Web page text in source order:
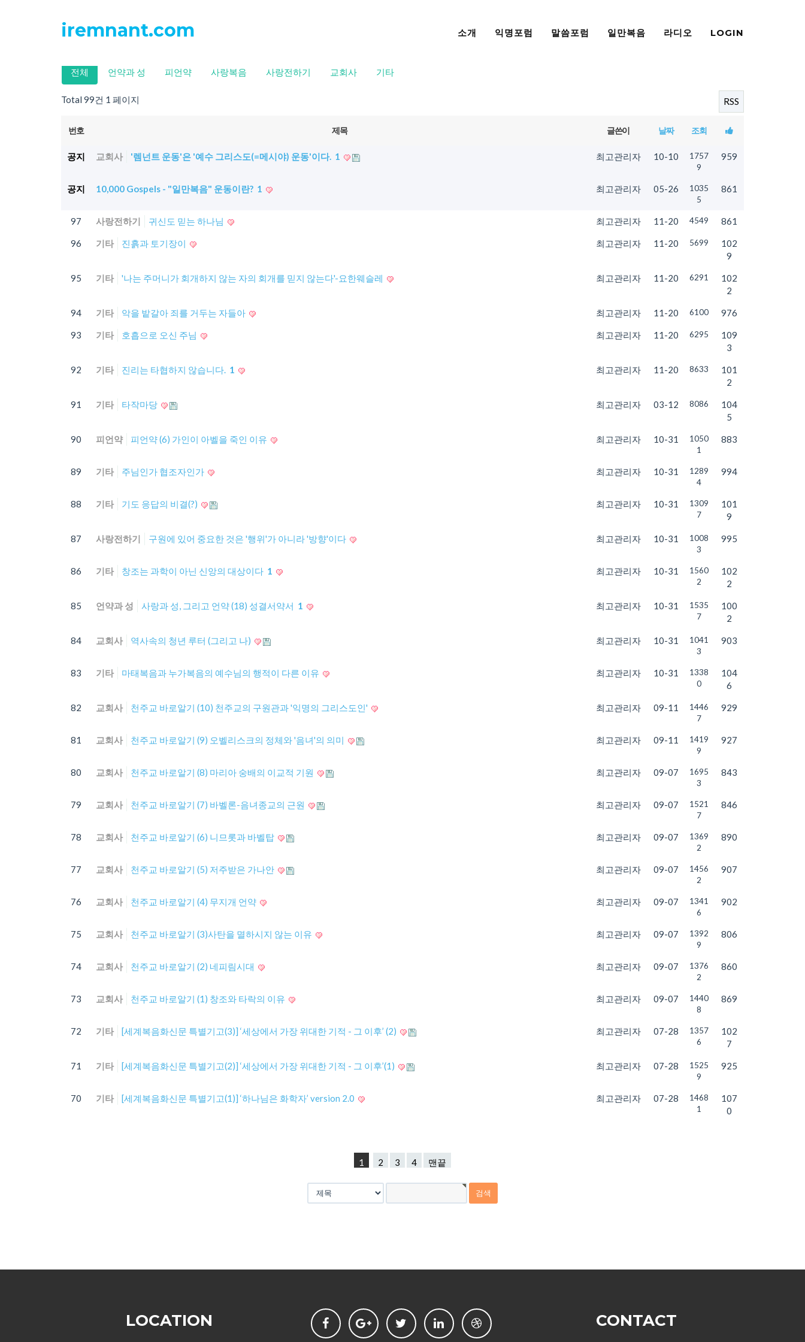
iremnant.com 소개 익명포럼 말씀포럼 일만복음 라디오 LOGIN
전체 언약과 성 피언약 사랑복음 사랑전하기 교회사 기타
Total 99건 1 페이지 RSS
번호 제목 글쓴이 날짜 조회
공지 교회사 '렘넌트 운동'은 '예수 그리스도(=메시야) 운동'이다. 1 최고관리자 10-10
1757
9
959
공지 10,000 Gospels - "일만복음" 운동이란? 1 최고관리자 05-26
1035
5
861
97 사랑전하기 귀신도 믿는 하나님 최고관리자 11-20 4549 861
96 기타 진흙과 토기장이 최고관리자 11-20 5699
102
9
95 기타 '나는 주머니가 회개하지 않는 자의 회개를 믿지 않는다'-요한웨슬레 최고관리자 11-20 6291
102
2
94 기타 악을 밭갈아 죄를 거두는 자들아 최고관리자 11-20 6100 976
93 기타 호흡으로 오신 주님 최고관리자 11-20 6295
109
3
92 기타 진리는 타협하지 않습니다. 1 최고관리자 11-20 8633
101
2
91 기타 타작마당 최고관리자 03-12 8086
104
5
90 피언약 피언약 (6) 가인이 아벨을 죽인 이유 최고관리자 10-31
1050
1
883
89 기타 주님인가 협조자인가 최고관리자 10-31
1289
4
994
88 기타 기도 응답의 비결(?) 최고관리자 10-31
1309
7
101
9
87 사랑전하기 구원에 있어 중요한 것은 '행위'가 아니라 '방향'이다 최고관리자 10-31
1008
3
995
86 기타 창조는 과학이 아닌 신앙의 대상이다 1 최고관리자 10-31
1560
2
102
2
85 언약과 성 사랑과 성, 그리고 언약 (18) 성결서약서 1 최고관리자 10-31
1535
7
100
2
84 교회사 역사속의 청년 루터 (그리고 나) 최고관리자 10-31
1041
3
903
83 기타 마태복음과 누가복음의 예수님의 행적이 다른 이유 최고관리자 10-31
1338
0
104
6
82 교회사 천주교 바로알기 (10) 천주교의 구원관과 '익명의 그리스도인' 최고관리자 09-11
1446
7
929
81 교회사 천주교 바로알기 (9) 오벨리스크의 정체와 '음녀'의 의미 최고관리자 09-11
1419
9
927
80 교회사 천주교 바로알기 (8) 마리아 숭배의 이교적 기원 최고관리자 09-07
1695
3
843
79 교회사 천주교 바로알기 (7) 바벨론-음녀종교의 근원 최고관리자 09-07
1521
7
846
78 교회사 천주교 바로알기 (6) 니므롯과 바벨탑 최고관리자 09-07
1369
2
890
77 교회사 천주교 바로알기 (5) 저주받은 가나안 최고관리자 09-07
1456
2
907
76 교회사 천주교 바로알기 (4) 무지개 언약 최고관리자 09-07
1341
6
902
75 교회사 천주교 바로알기 (3)사탄을 멸하시지 않는 이유 최고관리자 09-07
1392
9
806
74 교회사 천주교 바로알기 (2) 네피림시대 최고관리자 09-07
1376
2
860
73 교회사 천주교 바로알기 (1) 창조와 타락의 이유 최고관리자 09-07
1440
8
869
72 기타 [세계복음화신문 특별기고(3)] ‘세상에서 가장 위대한 기적 - 그 이후’ (2) 최고관리자 07-28
1357
6
102
7
71 기타 [세계복음화신문 특별기고(2)] ‘세상에서 가장 위대한 기적 - 그 이후’(1) 최고관리자 07-28
1525
9
925
70 기타 [세계복음화신문 특별기고(1)] ‘하나님은 화학자’ version 2.0 최고관리자 07-28
1468
1
107
0
1 2 3 4 맨끝
LOCATION CONTACT